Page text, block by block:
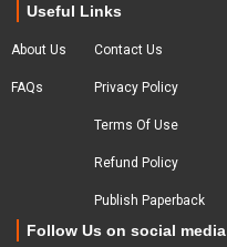
Useful Links
About Us
FAQs
Contact Us
Privacy Policy
Terms Of Use
Refund Policy
Publish Paperback
Follow Us on social media